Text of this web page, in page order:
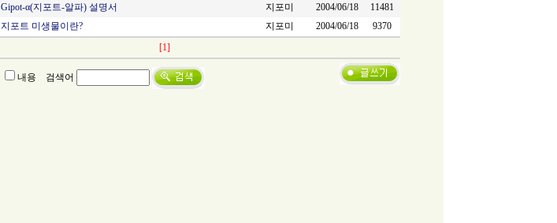
Gipot-α(지포트-알파) 설명서 지포미 2004/06/18
11481
지포트 미생물이란? 지포미 2004/06/18
9370
[1]
내용 검색어